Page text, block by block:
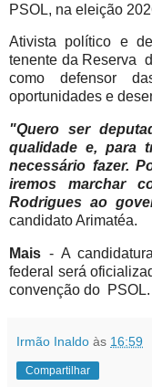
PSOL, na eleição
Ativista político e
tenente da Reserva
como defensor
oportunidades e
"Quero ser
qualidade e, para
necessário fazer.
iremos marchar
Rodrigues ao
candidato Arimatéa.
Mais - A
federal será
convenção do PSOL.
Irmão Inaldo às 16:59
Compartilhar